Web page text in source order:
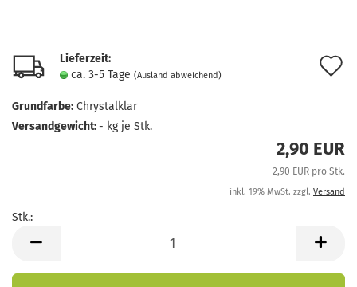
Lieferzeit:
ca. 3-5 Tage (Ausland abweichend)
Grundfarbe: Chrystalklar
Versandgewicht:- kg je Stk.
2,90 EUR
2,90 EUR pro Stk.
inkl. 19% MwSt. zzgl. Versand
Stk.: